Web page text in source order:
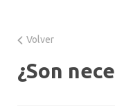
Volver
¿Son